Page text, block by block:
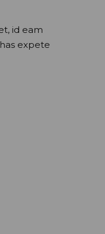
id eam
expete